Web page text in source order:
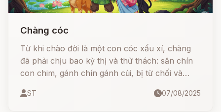
Chàng cóc
Từ khi chào đời là một con cóc xấu xí, chàng
đã phải chịu bao kỳ thị và thử thách: săn chín
con chim, gánh chín gánh củi, bị từ chối và
cùng sự giúp đỡ của những con vật được
ST 07/08/2025